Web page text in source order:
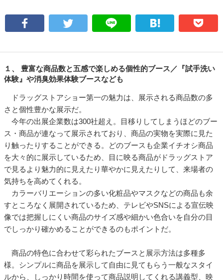
１、 豊富な商品数と五感で楽しめる個性的ブース／『試手洗い
体験』や消臭効果体験ブースなども
ドラッグストアショー第一の魅力は、展示される商品数の多
さと個性豊かな展示だ。
今年の出展企業数は300社超え。目移りしてしまうほどのブー
ス・商品が連なって展示されており、商品の実物を実際に見た
り触ったりすることができる。どのブースも企業イチオシ商品
を大々的に展示しているため、目に映る商品がドラッグストア
で見るより魅力的に見えたり華やかに見えたりして、来場者の
気持ちを高めてくれる。
カラーバリエーションの多い化粧品やマスクなどの商品も余
すところなく展開されているため、テレビやSNSによる宣伝映
像では把握しにくい商品のサイズ感や細かい色合いを自分の目
でしっかり確かめることができるのもポイントだ。
商品の特色に合わせて彩られたブースと展示方法は多種多
様。シンプルに商品を展示して自由に見てもらう一般なスタイ
ルから、しっかり時間を使って商品説明してくれる講義型、映